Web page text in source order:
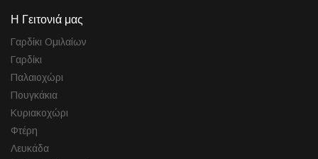
Η Γειτονιά μας
Γαρδίκι Ομιλαίων
Γαρδίκι
Παλαιοχώρι
Πουγκάκια
Κυριακοχώρι
Φτέρη
Λευκάδα